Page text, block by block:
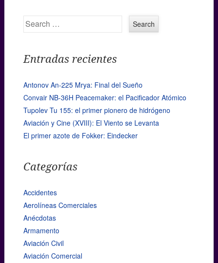
Search
Entradas recientes
Antonov An-225 Mrya: Final del Sueño
Convair NB-36H Peacemaker: el Pacificador Atómico
Tupolev Tu 155: el primer pionero de hidrógeno
Aviación y Cine (XVIII): El Viento se Levanta
El primer azote de Fokker: Eindecker
Categorías
Accidentes
Aerolíneas Comerciales
Anécdotas
Armamento
Aviación Civil
Aviación Comercial